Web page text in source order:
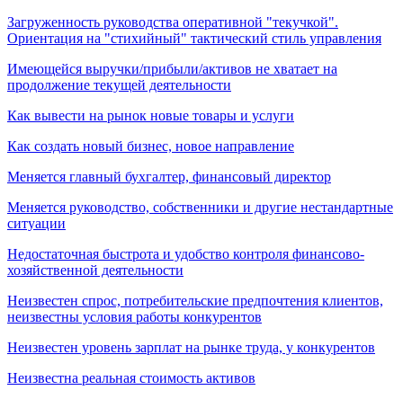
Загруженность руководства оперативной "текучкой".
Ориентация на "стихийный" тактический стиль управления
Имеющейся выручки/прибыли/активов не хватает на
продолжение текущей деятельности
Как вывести на рынок новые товары и услуги
Как создать новый бизнес, новое направление
Меняется главный бухгалтер, финансовый директор
Меняется руководство, собственники и другие нестандартные
ситуации
Недостаточная быстрота и удобство контроля финансово-
хозяйственной деятельности
Неизвестен спрос, потребительские предпочтения клиентов,
неизвестны условия работы конкурентов
Неизвестен уровень зарплат на рынке труда, у конкурентов
Неизвестна реальная стоимость активов